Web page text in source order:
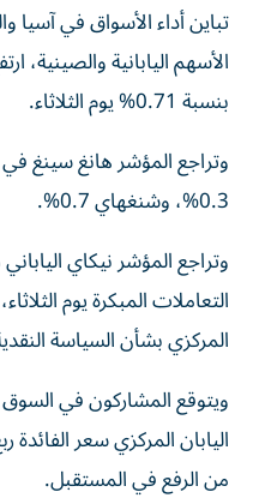
تباين أداء الأسواق في
الأسهم اليابانية
بنسبة 0.71% يوم الثلاثاء.
0.3%، وشنغهاي 0.7%.
وتراجع المؤشر نيكاي
التعاملات المبكرة يوم
‌المركزي بشأن السياسة
ويتوقع المشاركون في
اليابان المركزي سعر
من الرفع في المستقبل.